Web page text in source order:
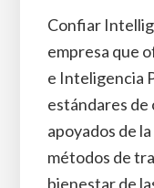
Confiar
empresa que
e Inteligencia
estándares de
apoyados de
métodos de
bienestar de